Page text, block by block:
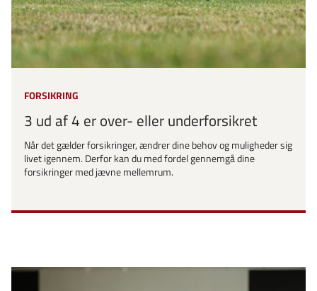
FORSIKRING
3 ud af 4 er over- eller underforsikret
Når det gælder forsikringer, ændrer dine behov og muligheder sig
livet igennem. Derfor kan du med fordel gennemgå dine
forsikringer med jævne mellemrum.